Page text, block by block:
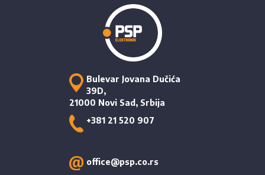
Bulevar Jovana Dučića
39D,
21000 Novi Sad, Srbija
+381 21 520 907
office@psp.co.rs